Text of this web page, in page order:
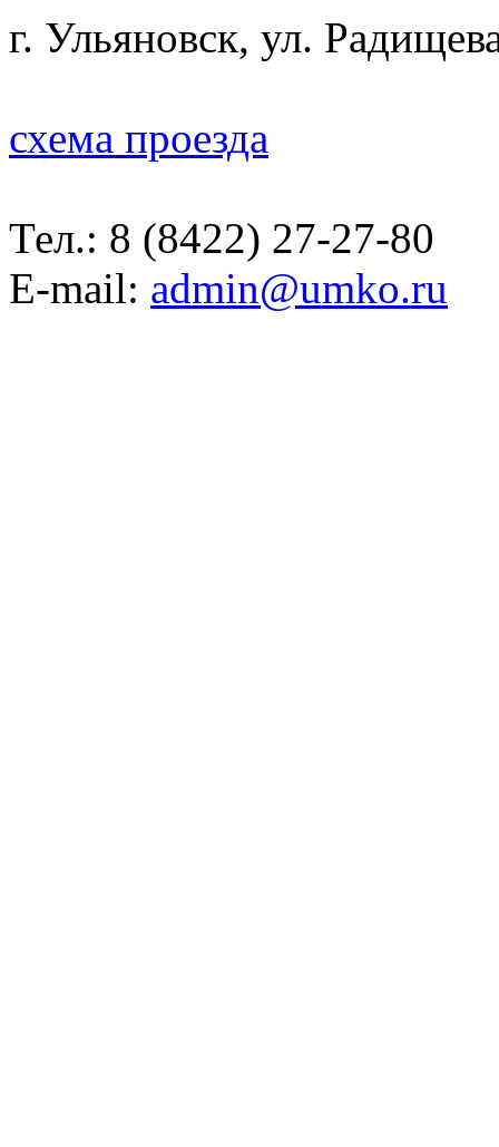
г. Ульяновск, ул.
схема проезда
Тел.: 8 (8422) 27-27-80
E-mail: admin@umko.ru